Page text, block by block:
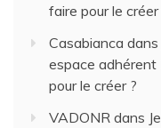
faire pour le créer
Casabianca dans
espace adhérent
pour le créer ?
VADONR dans